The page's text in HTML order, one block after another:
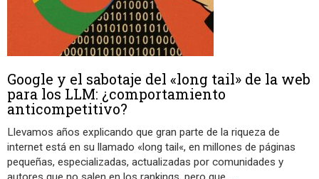
Google y el sabotaje del «long tail» de la web
para los LLM: ¿comportamiento
anticompetitivo?
Llevamos años explicando que gran parte de la riqueza de
internet está en su llamado «long tail«, en millones de páginas
pequeñas, especializadas, actualizadas por comunidades y